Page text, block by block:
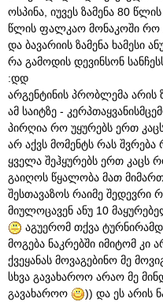
ოსპინა, იუვეს ზამენა 80
წლის ფალკაო მონაკოში რო
და ბავარიის ზამენა ხამესი
რა გამოდის დევინსონ
:დდ
არგენტინის პრობლემა არის
ამ საიტზე -
პირღია რო უყურებს ერთ
არ აქვს მომენტს რას შვრება
ყველა შეჰყურებს ერთ კაცს
გაიღოს წყალობა მათ
შესთავაზოს რაიმე შედევრი
მიულოცავენ ანუ 10
აგუერომ თქვა
მოგება ნაკრებში იმიტომ კი
ქვეყანას მოვაგებინო მე
სხვა გავახაროო არაო მე
გავახაროო
)) და ეს არის